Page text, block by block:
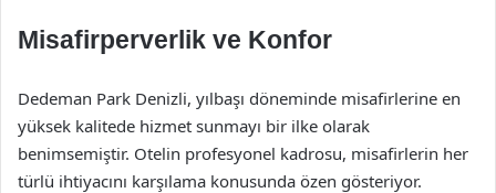
Misafirperverlik ve Konfor
Dedeman Park Denizli, yılbaşı döneminde misafirlerine en
yüksek kalitede hizmet sunmayı bir ilke olarak
benimsemiştir. Otelin profesyonel kadrosu, misafirlerin her
türlü ihtiyacını karşılama konusunda özen gösteriyor.